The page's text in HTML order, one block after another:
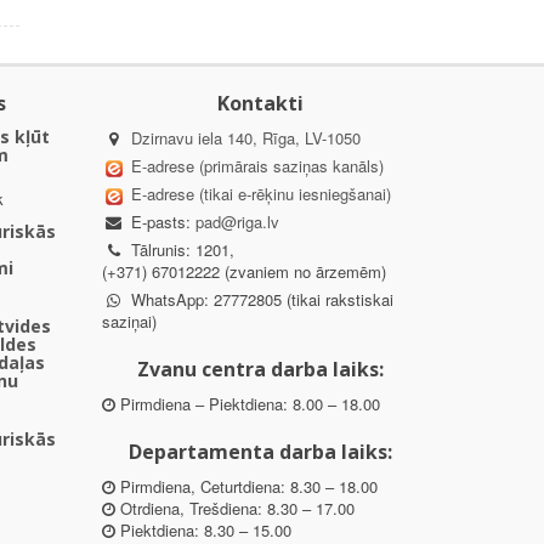
kļūt
Kontakti
Dzirnavu iela 140, Rīga, LV-1050
E-adrese (primārais saziņas kanāls)
E-adrese (tikai e-rēķinu iesniegšanai)
E-pasts: pad@riga.lv
Tālrunis: 1201,
(+371) 67012222 (zvaniem no ārzemēm)
WhatsApp: 27772805 (tikai rakstiskai
saziņai)
Zvanu centra darba laiks:
Pirmdiena – Piektdiena: 8.00 – 18.00
Departamenta darba laiks:
Pirmdiena, Ceturtdiena: 8.30 – 18.00
Otrdiena, Trešdiena: 8.30 – 17.00
Piektdiena: 8.30 – 15.00